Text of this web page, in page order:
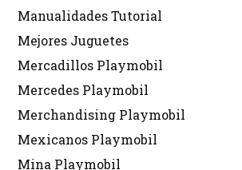
Manualidades Tutorial
Mejores Juguetes
Mercadillos Playmobil
Mercedes Playmobil
Merchandising Playmobil
Mexicanos Playmobil
Mina Playmobil